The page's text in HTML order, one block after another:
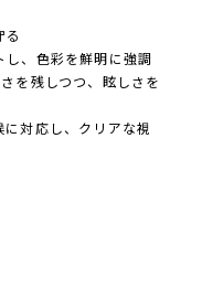
る
し、色彩を鮮明に強調
を残しつつ、眩しさを
対応し、クリアな視